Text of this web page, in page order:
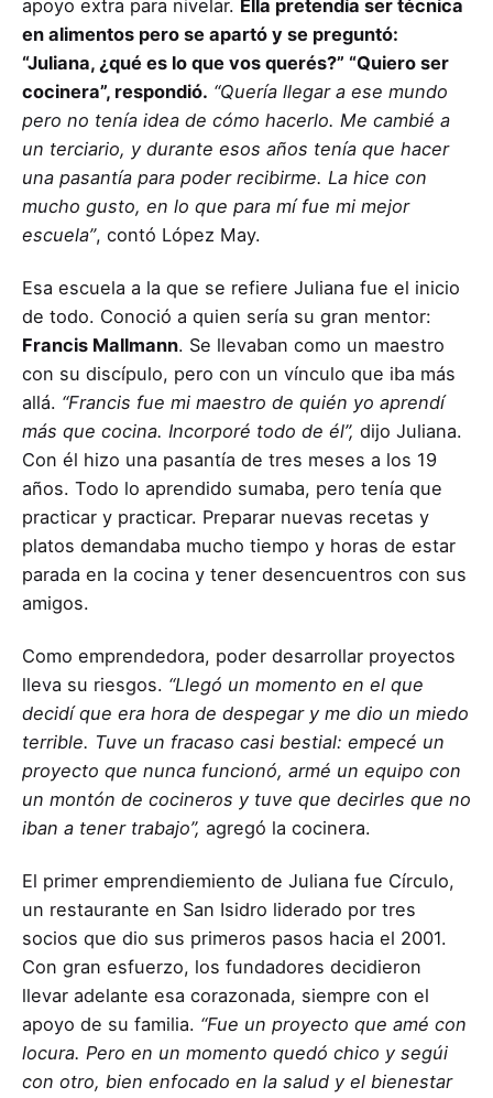
apoyo extra para nivelar. Ella pretendía ser técnica
en alimentos pero se apartó y se preguntó:
“Juliana, ¿qué es lo que vos querés?” “Quiero ser
cocinera”, respondió. “Quería llegar a ese mundo
pero no tenía idea de cómo hacerlo. Me cambié a
un terciario, y durante esos años tenía que hacer
una pasantía para poder recibirme. La hice con
mucho gusto, en lo que para mí fue mi mejor
escuela”, contó López May.
Esa escuela a la que se refiere Juliana fue el inicio
de todo. Conoció a quien sería su gran mentor:
Francis Mallmann. Se llevaban como un maestro
con su discípulo, pero con un vínculo que iba más
allá. “Francis fue mi maestro de quién yo aprendí
más que cocina. Incorporé todo de él”, dijo Juliana.
Con él hizo una pasantía de tres meses a los 19
años. Todo lo aprendido sumaba, pero tenía que
practicar y practicar. Preparar nuevas recetas y
platos demandaba mucho tiempo y horas de estar
parada en la cocina y tener desencuentros con sus
amigos.
Como emprendedora, poder desarrollar proyectos
lleva su riesgos. “Llegó un momento en el que
decidí que era hora de despegar y me dio un miedo
terrible. Tuve un fracaso casi bestial: empecé un
proyecto que nunca funcionó, armé un equipo con
un montón de cocineros y tuve que decirles que no
iban a tener trabajo”, agregó la cocinera.
El primer emprendiemiento de Juliana fue Círculo,
un restaurante en San Isidro liderado por tres
socios que dio sus primeros pasos hacia el 2001.
Con gran esfuerzo, los fundadores decidieron
llevar adelante esa corazonada, siempre con el
apoyo de su familia. “Fue un proyecto que amé con
locura. Pero en un momento quedó chico y segúi
con otro, bien enfocado en la salud y el bienestar